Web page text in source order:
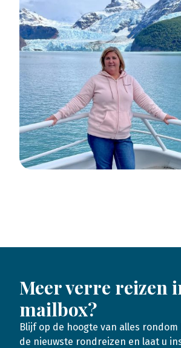
Meer verre reizen
mailbox?
Blijf op de hoogte van alles rondom
de nieuwste rondreizen en laat u